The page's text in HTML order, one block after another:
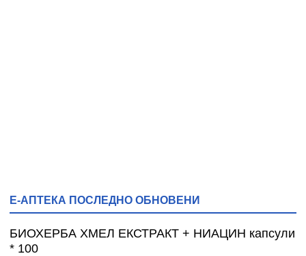
Е-АПТЕКА ПОСЛЕДНО ОБНОВЕНИ
БИОХЕРБА ХМЕЛ ЕКСТРАКТ + НИАЦИН капсули
* 100